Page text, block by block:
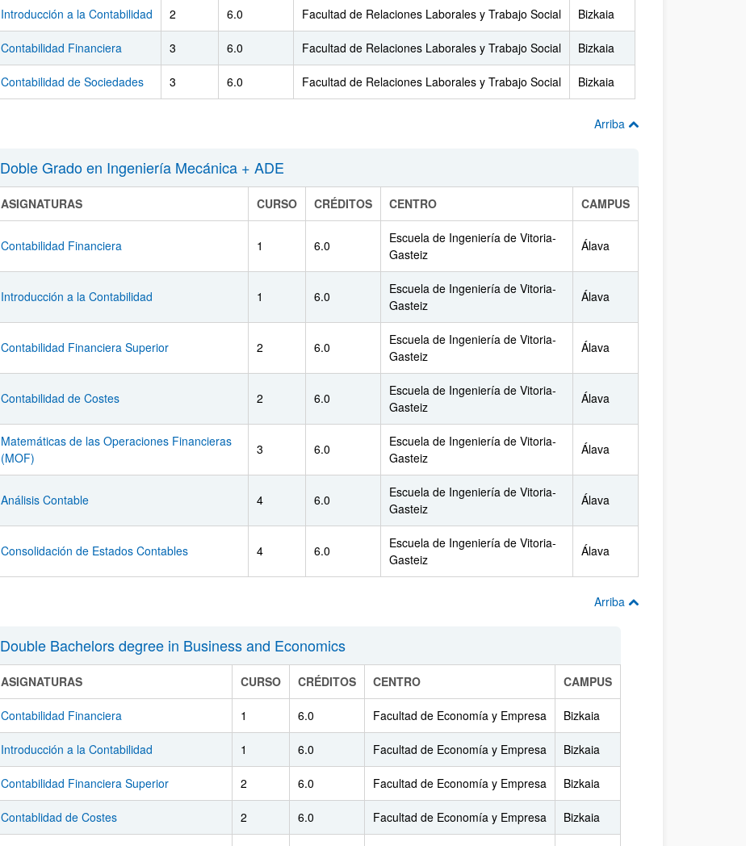
Introducción a la Contabilidad 2 6.0 Facultad de Relaciones Laborales y Trabajo Social Bizkaia
Contabilidad Financiera 3 6.0 Facultad de Relaciones Laborales y Trabajo Social Bizkaia
Contabilidad de Sociedades 3 6.0 Facultad de Relaciones Laborales y Trabajo Social Bizkaia
Arriba
Doble Grado en Ingeniería Mecánica + ADE
ASIGNATURAS CURSO CRÉDITOS CENTRO CAMPUS
Contabilidad Financiera 1 6.0
Escuela de Ingeniería de Vitoria-
Gasteiz
Álava
Introducción a la Contabilidad 1 6.0
Escuela de Ingeniería de Vitoria-
Gasteiz
Álava
Contabilidad Financiera Superior 2 6.0
Escuela de Ingeniería de Vitoria-
Gasteiz
Álava
Contabilidad de Costes 2 6.0
Escuela de Ingeniería de Vitoria-
Gasteiz
Álava
Matemáticas de las Operaciones Financieras
(MOF)
3 6.0
Escuela de Ingeniería de Vitoria-
Gasteiz
Álava
Análisis Contable 4 6.0
Escuela de Ingeniería de Vitoria-
Gasteiz
Álava
Consolidación de Estados Contables 4 6.0
Escuela de Ingeniería de Vitoria-
Gasteiz
Álava
Arriba
Double Bachelors degree in Business and Economics
ASIGNATURAS CURSO CRÉDITOS CENTRO CAMPUS
Contabilidad Financiera 1 6.0 Facultad de Economía y Empresa Bizkaia
Introducción a la Contabilidad 1 6.0 Facultad de Economía y Empresa Bizkaia
Contabilidad Financiera Superior 2 6.0 Facultad de Economía y Empresa Bizkaia
Contablidad de Costes 2 6.0 Facultad de Economía y Empresa Bizkaia